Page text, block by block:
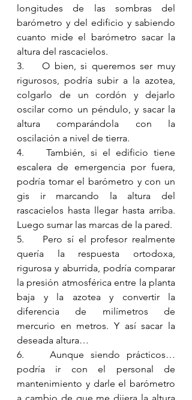
longitudes de las sombras del
barómetro y del edificio y sabiendo
cuanto mide el barómetro sacar la
altura del rascacielos.
3.    O bien, si queremos ser muy
rigurosos, podría subir a la azotea,
colgarlo de un cordón y dejarlo
oscilar como un péndulo, y sacar la
altura comparándola con la
oscilación a nivel de tierra.
4.    También, si el edificio tiene
escalera de emergencia por fuera,
podría tomar el barómetro y con un
gis ir marcando la altura del
rascacielos hasta llegar hasta arriba.
Luego sumar las marcas de la pared.
5.    Pero sí el profesor realmente
quería la respuesta ortodoxa,
rigurosa y aburrida, podría comparar
la presión atmosférica entre la planta
baja y la azotea y convertir la
diferencia de milímetros de
mercurio en metros. Y así sacar la
deseada altura…
6.    Aunque siendo prácticos…
podría ir con el personal de
mantenimiento y darle el barómetro